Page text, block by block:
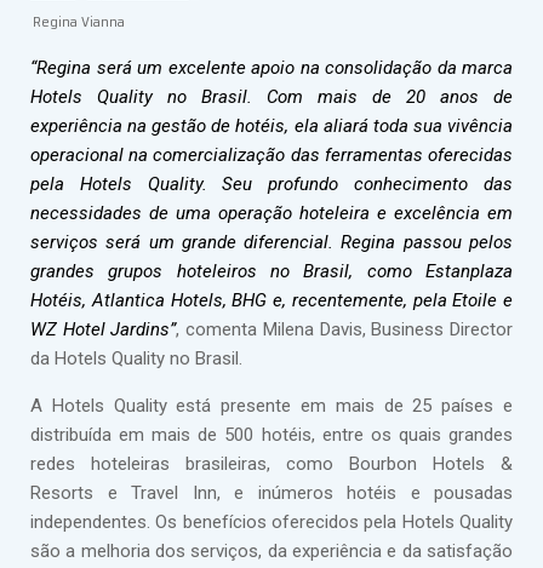
Regina Vianna
“Regina será um excelente apoio na consolidação da marca
Hotels Quality no Brasil. Com mais de 20 anos de
experiência na gestão de hotéis, ela aliará toda sua vivência
operacional na comercialização das ferramentas oferecidas
pela Hotels Quality. Seu profundo conhecimento das
necessidades de uma operação hoteleira e excelência em
serviços será um grande diferencial. Regina passou pelos
grandes grupos hoteleiros no Brasil, como Estanplaza
Hotéis, Atlantica Hotels, BHG e, recentemente, pela Etoile e
WZ Hotel Jardins”, comenta Milena Davis, Business Director
da Hotels Quality no Brasil.
A Hotels Quality está presente em mais de 25 países e
distribuída em mais de 500 hotéis, entre os quais grandes
redes hoteleiras brasileiras, como Bourbon Hotels &
Resorts e Travel Inn, e inúmeros hotéis e pousadas
independentes. Os benefícios oferecidos pela Hotels Quality
são a melhoria dos serviços, da experiência e da satisfação